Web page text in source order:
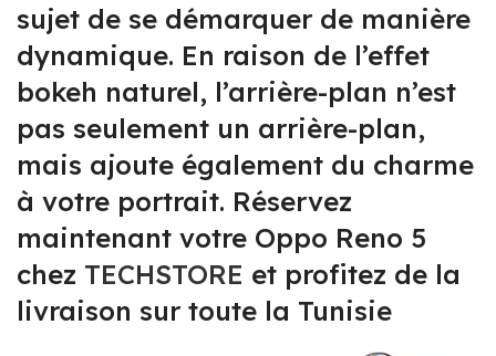
sujet de se démarquer de manière
dynamique. En raison de l’effet
bokeh naturel, l’arrière-plan n’est
pas seulement un arrière-plan,
mais ajoute également du charme
à votre portrait. Réservez
maintenant votre Oppo Reno 5
chez TECHSTORE et profitez de la
livraison sur toute la Tunisie